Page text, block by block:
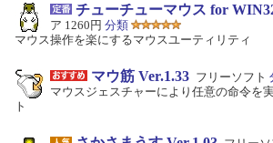
チューチューマウス for
ア 1260円 分類
マウス操作を楽にするマウスユーティリティ
マウ筋 Ver.1.33 フリーソフト
マウスジェスチャーにより任意の命令を
ト